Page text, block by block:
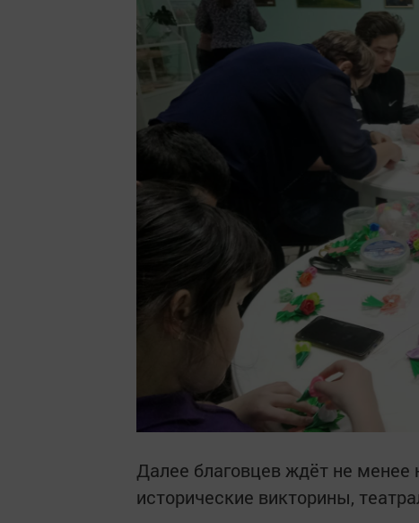
Далее благовцев ждёт не
исторические викторины,